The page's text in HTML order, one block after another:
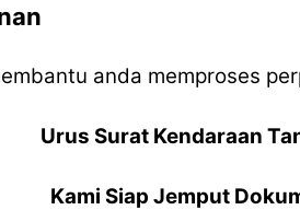
anda memproses
Urus Surat Kendaraan
Kami Siap Jemput